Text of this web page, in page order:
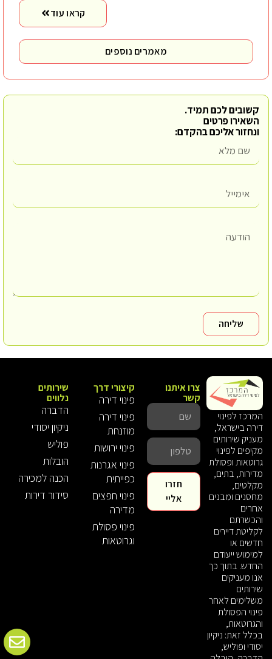
קראו עוד
מאמרים נוספים
קשובים לכם תמיד.
השאירו פרטים
ונחזור אליכם בהקדם:
שליחה
המרכז לפינוי
דירה בישראל,
מעניק שירותים
מקיפים לפינוי
גרוטאות ופסולת
מדירות, בתים,
מקלטים,
מחסנים ומבנים
אחרים
והכשרתם
לקליטת דיירים
חדשים או
למימוש ייעודם
החדש. בתוך כך
אנו מעניקים
שירותים
משלימים לאחר
פינוי הפסולת
והגרוטאות,
בכלל זאת: ניקיון
יסודי ופוליש,
קיצורי דרך
פינוי דירה
פינוי דירה
מוזנחת
פינוי ירושות
פינוי אגרנות
כפייתית
פינוי חפצים
מדירה
פינוי פסולת
וגרוטאות
שירותים
נלווים
הדברה
ניקיון יסודי
פוליש
הובלות
הכנה למכירה
סידור דירות
צרו איתנו
קשר
חזרו
אליי